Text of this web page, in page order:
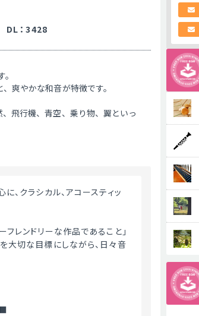
DL ： 3428
爽やかな和音が特徴です。
飛行機、青空、乗り物、翼といっ
フレンドリーな作品であること」
を大切な目標にしながら、日々音